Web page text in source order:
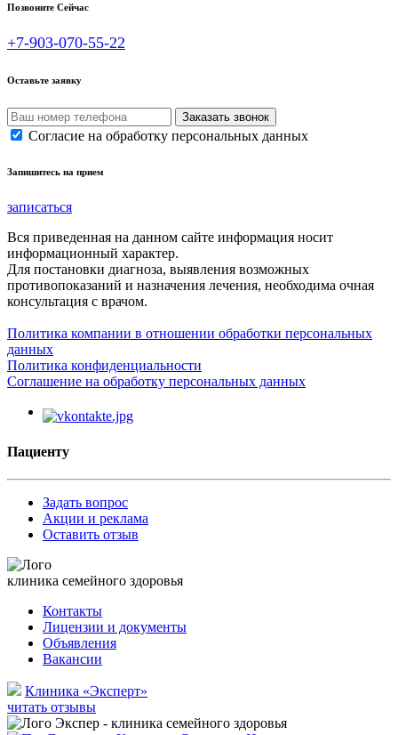
Позвоните Сейчас
+7-903-070-55-22
Оставьте заявку
Согласие на обработку персональных данных
Запишитесь на прием
записаться
Вся приведенная на данном сайте информация носит
информационный характер.
Для постановки диагноза, выявления возможных
противопоказаний и назначения лечения, необходима очная
консультация с врачом.
Политика компании в отношении обработки персональных
данных
Политика конфиденциальности
Соглашение на обработку персональных данных
Пациенту
Задать вопрос
Акции и реклама
Оставить отзыв
клиника семейного здоровья
Контакты
Лицензии и документы
Объявления
Вакансии
Клиника «Эксперт»
читать отзывы